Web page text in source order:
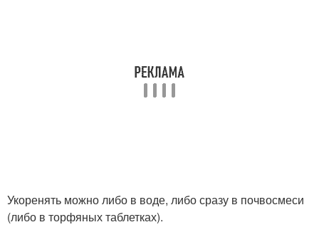
Укоренять можно либо в воде, либо сразу в почвосмеси
(либо в торфяных таблетках).